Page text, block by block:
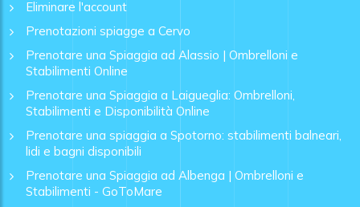
Eliminare l'account
Prenotazioni spiagge a Cervo
Prenotare una Spiaggia ad Alassio | Ombrelloni e
Stabilimenti Online
Prenotare una Spiaggia a Laigueglia: Ombrelloni,
Stabilimenti e Disponibilità Online
Prenotare una spiaggia a Spotorno: stabilimenti balneari,
lidi e bagni disponibili
Prenotare una Spiaggia ad Albenga | Ombrelloni e
Stabilimenti - GoToMare